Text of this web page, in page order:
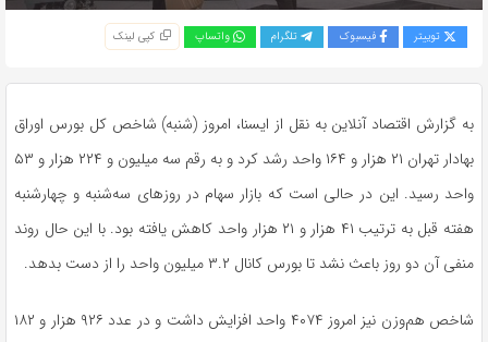
توییتر فیسبوک تلگرام واتساپ کپی لینک
به گزارش اقتصاد آنلاین به نقل از ایسنا، امروز (شنبه) شاخص کل بورس اوراق
بهادار تهران ۲۱ هزار و ۱۶۴ واحد رشد کرد و به رقم سه میلیون و ۲۲۴ هزار و ۵۳
واحد رسید. این در حالی است که بازار سهام در روزهای سه‌شنبه و چهارشنبه
هفته قبل به ترتیب ۴۱ هزار و ۲۱ هزار واحد کاهش یافته بود. با این حال روند
منفی آن دو روز باعث نشد تا بورس کانال ۳.۲ میلیون واحد را از دست بدهد.
شاخص هم‌وزن نیز امروز ۴۰۷۴ واحد افزایش داشت و در عدد ۹۲۶ هزار و ۱۸۲